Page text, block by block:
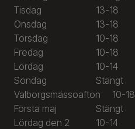
Tisdag
13-18
Onsdag
13-18
Torsdag
10-18
Fredag
10-18
Lördag
10-14
Söndag
Stängt
Valborgsmässoafton
10-18
Första maj
Stängt
Lördag den 2
10-14